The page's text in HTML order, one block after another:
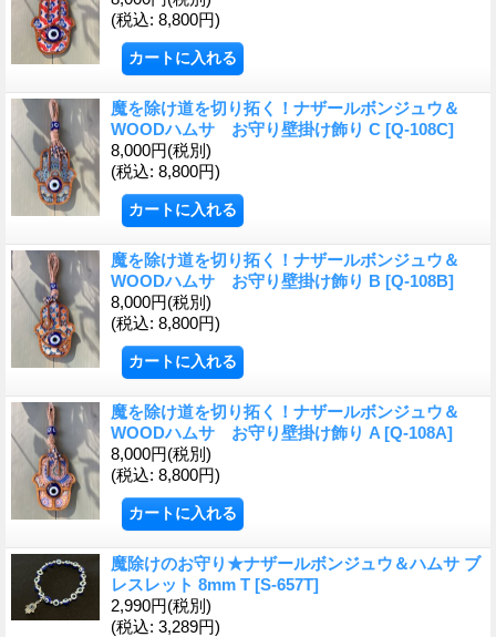
(税込: 8,800円)
魔を除け道を切り拓く！ナザールボンジュウ＆
WOODハムサ お守り壁掛け飾り C [Q-108C]
8,000円(税別)
(税込: 8,800円)
魔を除け道を切り拓く！ナザールボンジュウ＆
WOODハムサ お守り壁掛け飾り B [Q-108B]
8,000円(税別)
(税込: 8,800円)
魔を除け道を切り拓く！ナザールボンジュウ＆
WOODハムサ お守り壁掛け飾り A [Q-108A]
8,000円(税別)
(税込: 8,800円)
魔除けのお守り★ナザールボンジュウ＆ハムサ ブ
レスレット 8mm T [S-657T]
2,990円(税別)
(税込: 3,289円)